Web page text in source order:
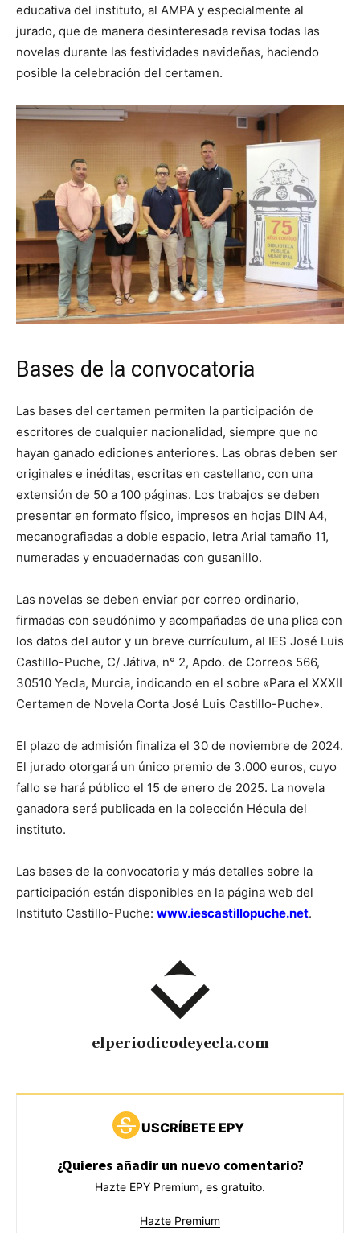
educativa del instituto, al AMPA y especialmente al
jurado, que de manera desinteresada revisa todas las
novelas durante las festividades navideñas, haciendo
posible la celebración del certamen.
Bases de la convocatoria
Las bases del certamen permiten la participación de
escritores de cualquier nacionalidad, siempre que no
hayan ganado ediciones anteriores. Las obras deben ser
originales e inéditas, escritas en castellano, con una
extensión de 50 a 100 páginas. Los trabajos se deben
presentar en formato físico, impresos en hojas DIN A4,
mecanografiadas a doble espacio, letra Arial tamaño 11,
numeradas y encuadernadas con gusanillo.
Las novelas se deben enviar por correo ordinario,
firmadas con seudónimo y acompañadas de una plica con
los datos del autor y un breve currículum, al IES José Luis
Castillo-Puche, C/ Játiva, n° 2, Apdo. de Correos 566,
30510 Yecla, Murcia, indicando en el sobre «Para el XXXII
Certamen de Novela Corta José Luis Castillo-Puche».
El plazo de admisión finaliza el 30 de noviembre de 2024.
El jurado otorgará un único premio de 3.000 euros, cuyo
fallo se hará público el 15 de enero de 2025. La novela
ganadora será publicada en la colección Hécula del
instituto.
Las bases de la convocatoria y más detalles sobre la
participación están disponibles en la página web del
Instituto Castillo-Puche: www.iescastillopuche.net.
elperiodicodeyecla.com
USCRÍBETE EPY
¿Quieres añadir un nuevo comentario?
Hazte EPY Premium, es gratuito.
Hazte Premium